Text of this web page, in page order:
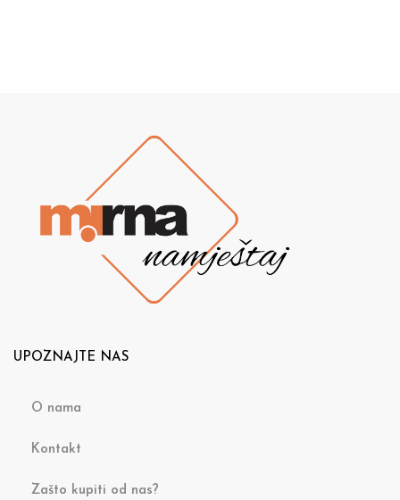
UPOZNAJTE NAS
O nama
Kontakt
Zašto kupiti od nas?